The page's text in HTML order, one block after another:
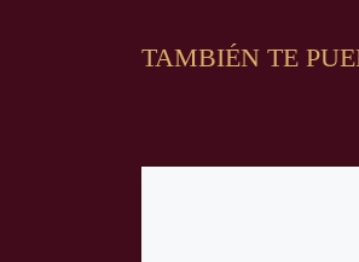
TAMBIÉN TE